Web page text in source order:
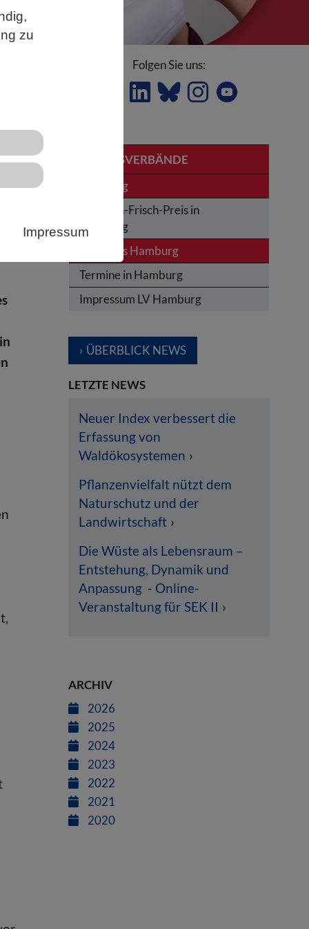
zu
Impressum
Folgen Sie uns:
LANDESVERBÄNDE
Hamburg
Karl-von-Frisch-Preis in
Hamburg
News aus Hamburg
Termine in Hamburg
Impressum LV Hamburg
ÜBERBLICK NEWS
LETZTE NEWS
Neuer Index verbessert die
Erfassung von
Waldökosystemen
Pflanzenvielfalt nützt dem
Naturschutz und der
Landwirtschaft
Die Wüste als Lebensraum –
Entstehung, Dynamik und
Anpassung - Online-
Veranstaltung für SEK II
ARCHIV
2026
2025
2024
2023
2022
2021
2020